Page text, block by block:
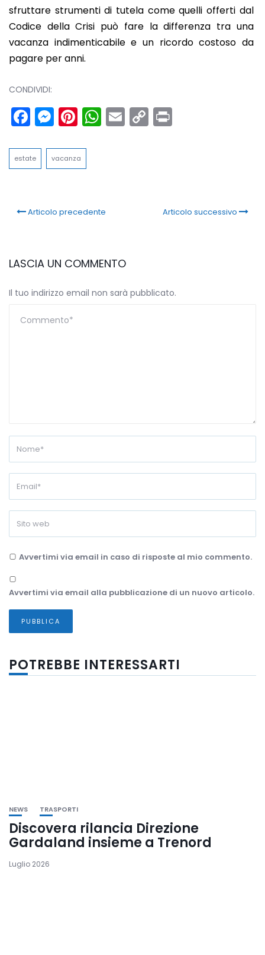
sfruttare strumenti di tutela come quelli offerti dal
Codice della Crisi può fare la differenza tra una
vacanza indimenticabile e un ricordo costoso da
pagare per anni.
CONDIVIDI:
Facebook
Messenger
Pinterest
WhatsApp
Email
Copy
Link
estate vacanza
Articolo precedente Articolo successivo
LASCIA UN COMMENTO
Il tuo indirizzo email non sarà pubblicato.
Avvertimi via email in caso di risposte al mio commento.
Avvertimi via email alla pubblicazione di un nuovo articolo.
POTREBBE INTERESSARTI
NEWS TRASPORTI
Discovera rilancia Direzione
Gardaland insieme a Trenord
Luglio 2026